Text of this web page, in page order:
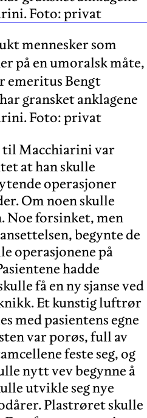
mennesker som
på en umoralsk måte,
emeritus Bengt
gransket anklagene
Foto: privat
til Macchiarini var
at han skulle
operasjoner
Om noen skulle
Noe forsinket, men
begynte de
operasjonene på
hadde
få en ny sjanse ved
Et kunstig luftrør
med pasientens egne
var porøs, full av
feste seg, og
nytt vev begynne å
utvikle seg nye
Plastrøret skulle